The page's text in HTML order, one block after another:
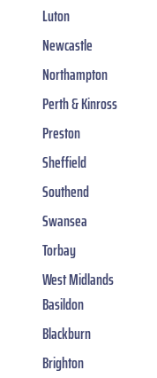
Luton
Newcastle
Northampton
Perth & Kinross
Preston
Sheffield
Southend
Swansea
Torbay
West Midlands
Basildon
Blackburn
Brighton